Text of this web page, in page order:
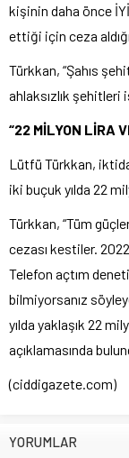
kişinin daha önce
ettiği için ceza
Türkkan, “Şahıs
ahlaksızlık şehitleri
“22 MİLYON LİRA
Lütfü Türkkan,
iki buçuk yılda 22
Türkkan, “Tüm
cezası kestiler. 2022
Telefon açtım
bilmiyorsanız
yılda yaklaşık 22
açıklamasında
(ciddigazete.com)
YORUMLAR